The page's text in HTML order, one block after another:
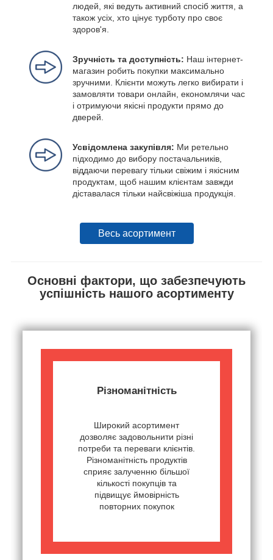
людей, які ведуть активний спосіб життя, а
також усіх, хто цінує турботу про своє
здоров'я.
Зручність та доступність: Наш інтернет-
магазин робить покупки максимально
зручними. Клієнти можуть легко вибирати і
замовляти товари онлайн, економлячи час
і отримуючи якісні продукти прямо до
дверей.
Усвідомлена закупівля: Ми ретельно
підходимо до вибору постачальників,
віддаючи перевагу тільки свіжим і якісним
продуктам, щоб нашим клієнтам завжди
діставалася тільки найсвіжіша продукція.
Весь асортимент
Основні фактори, що забезпечують
успішність нашого асортименту
Різноманітність
Широкий асортимент
дозволяє задовольнити різні
потреби та переваги клієнтів.
Різноманітність продуктів
сприяє залученню більшої
кількості покупців та
підвищує ймовірність
повторних покупок